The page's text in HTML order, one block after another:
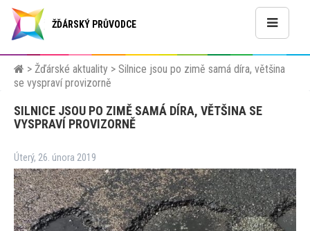
ŽĎÁRSKÝ PRŮVODCE
> Žďárské aktuality > Silnice jsou po zimě samá díra, většina
se vyspraví provizorně
SILNICE JSOU PO ZIMĚ SAMÁ DÍRA, VĚTŠINA SE
VYSPRAVÍ PROVIZORNĚ
Úterý, 26. února 2019